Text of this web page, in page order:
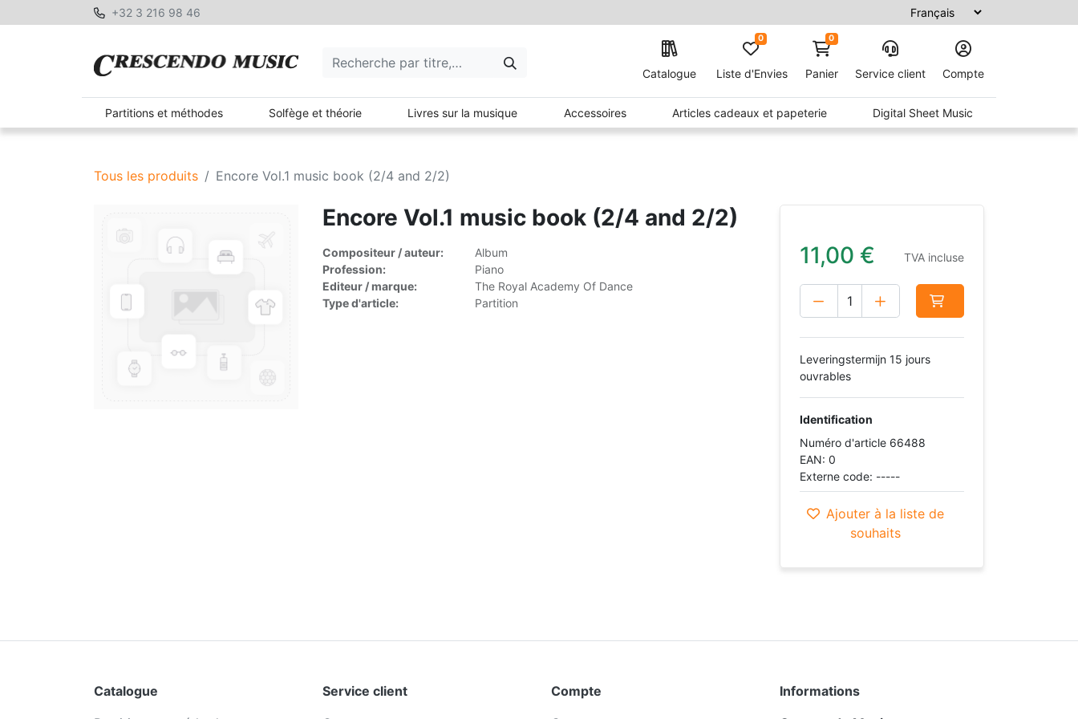
+32 3 216 98 46
Catalogue Liste d'Envies
0 0
Panier Service client Compte
Partitions et méthodes Solfège et théorie Livres sur la musique Accessoires Articles cadeaux et papeterie Digital Sheet Music
Tous les produits Encore Vol.1 music book (2/4 and 2/2)
Encore Vol.1 music book (2/4 and 2/2)
Compositeur / auteur:
Album
Profession:
Piano
Editeur / marque:
The Royal Academy Of Dance
Type d'article:
Partition
11,00 € TVA incluse
Leveringstermijn 15 jours
ouvrables
Identification
Numéro d'article 66488
EAN: 0
Externe code: -----
Ajouter à la liste de
souhaits
Catalogue
Service client
Compte
Informations